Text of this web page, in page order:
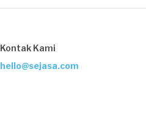
Kontak Kami
hello@sejasa.com